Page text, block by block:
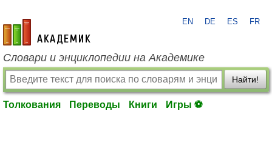
academic.ru
EN DE ES FR
Словари и энциклопедии на Академике
Найти!
Толкования Переводы Книги Игры ⚽